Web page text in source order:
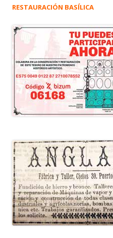
RESTAURACIÓN BASÍLICA